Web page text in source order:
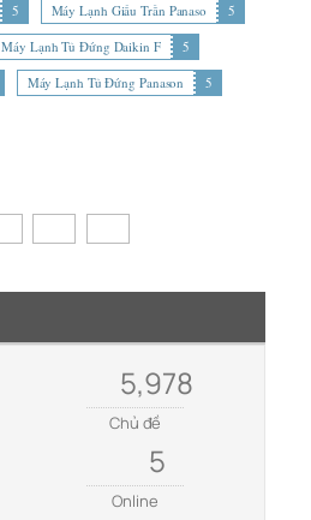
5 Máy Lạnh Giấu Trần Panaso
5
Máy Lạnh Tủ Đứng Daikin F
5
Máy Lạnh Tủ Đứng Panason 5
5,978
Chủ đề
5
Online